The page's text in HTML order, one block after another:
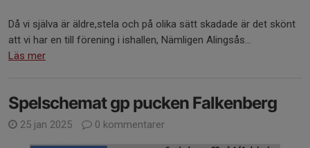
Då vi själva är äldre,stela och på olika sätt skadade är det skönt
att vi har en till förening i ishallen, Nämligen Alingsås...
Läs mer
Spelschemat gp pucken Falkenberg
25 jan 2025 0 kommentarer